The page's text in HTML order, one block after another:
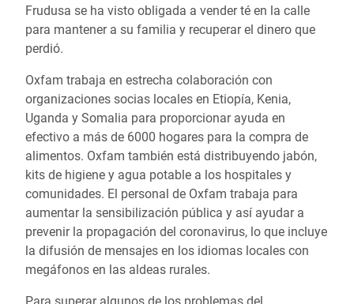
Frudusa se ha visto obligada a vender té en la calle
para mantener a su familia y recuperar el dinero que
perdió.
Oxfam trabaja en estrecha colaboración con
organizaciones socias locales en Etiopía, Kenia,
Uganda y Somalia para proporcionar ayuda en
efectivo a más de 6000 hogares para la compra de
alimentos. Oxfam también está distribuyendo jabón,
kits de higiene y agua potable a los hospitales y
comunidades. El personal de Oxfam trabaja para
aumentar la sensibilización pública y así ayudar a
prevenir la propagación del coronavirus, lo que incluye
la difusión de mensajes en los idiomas locales con
megáfonos en las aldeas rurales.